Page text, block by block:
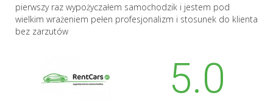
pierwszy raz wypożyczałem samochodzik i jestem pod
wielkim wrażeniem pełen profesjonalizm i stosunek do klienta
bez zarzutów
5.0